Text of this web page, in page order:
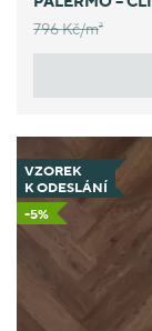
796 Kč/m2
VZOREK
K ODESLÁNÍ
-5%